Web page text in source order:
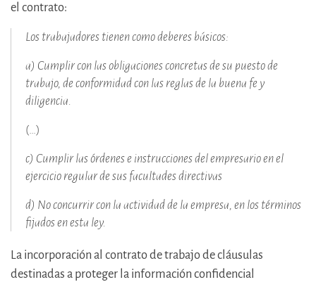
el contrato:
Los trabajadores tienen como deberes básicos:
a) Cumplir con las obligaciones concretas de su puesto de
trabajo, de conformidad con las reglas de la buena fe y
diligencia.
(…)
c) Cumplir las órdenes e instrucciones del empresario en el
ejercicio regular de sus facultades directivas
d) No concurrir con la actividad de la empresa, en los términos
fijados en esta ley.
La incorporación al contrato de trabajo de cláusulas
destinadas a proteger la información confidencial